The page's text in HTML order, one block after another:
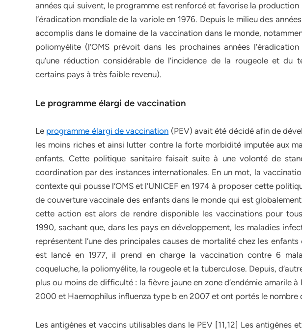
années qui suivent, le programme est renforcé et favorise la production
l’éradication mondiale de la variole en 1976. Depuis le milieu des
accomplis dans le domaine de la vaccination dans le monde,
poliomyélite (l’OMS prévoit dans les prochaines années
qu’une réduction considérable de l’incidence de la rougeole et du
certains pays à très faible revenu).
Le programme élargi de vaccination
Le programme élargi de vaccination (PEV) avait été décidé afin de
les moins riches et ainsi lutter contre la forte morbidité imputée aux
enfants. Cette politique sanitaire faisait suite à une volonté de
coordination par des instances internationales. En un mot, la
contexte qui pousse l’OMS et l’UNICEF en 1974 à proposer cette
de couverture vaccinale des enfants dans le monde qui est
cette action est alors de rendre disponible les vaccinations pour
1990, sachant que, dans les pays en développement, les maladies
représentent l’une des principales causes de mortalité chez les
est lancé en 1977, il prend en charge la vaccination contre 6
coqueluche, la poliomyélite, la rougeole et la tuberculose. Depuis,
plus ou moins de difficulté : la fièvre jaune en zone d’endémie amarile à
2000 et Haemophilus influenza type b en 2007 et ont portés le nombre
Les antigènes et vaccins utilisables dans le PEV [11,12] Les antigènes